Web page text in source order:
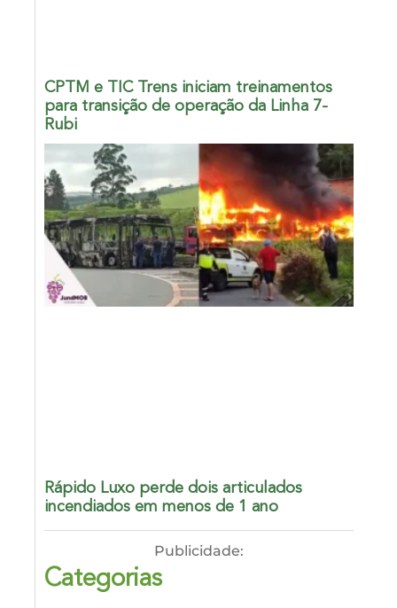
CPTM e TIC Trens iniciam treinamentos
para transição de operação da Linha 7-
Rubi
Rápido Luxo perde dois articulados
incendiados em menos de 1 ano
Publicidade:
Categorias